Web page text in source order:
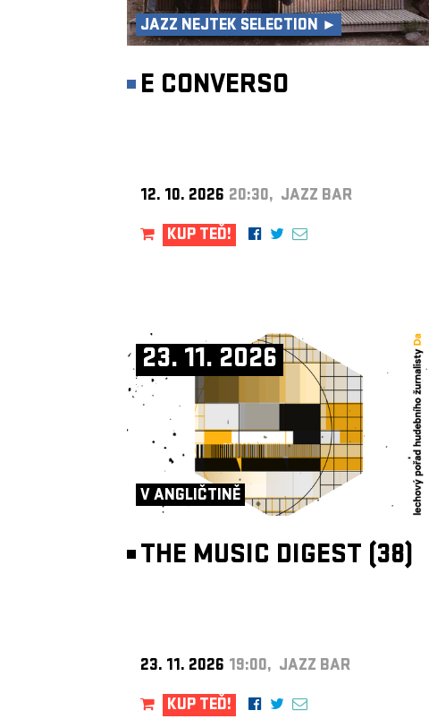
JAZZ NEJTEK SELECTION ►
E CONVERSO
12. 10. 2026 20:30, JAZZ BAR
KUP TEĎ!
23. 11. 2026
V ANGLIČTINĚ
THE MUSIC DIGEST (38)
23. 11. 2026 19:00, JAZZ BAR
KUP TEĎ!